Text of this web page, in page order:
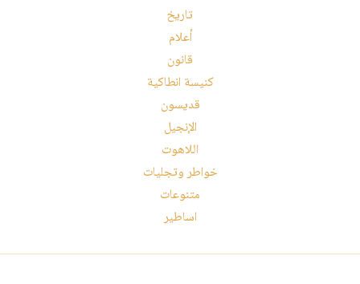
تاريخ
أعلام
قانون
كنيسة انطاكية
قديسون
الإنجيل
اللاهوت
خواطر وتجليات
متنوعات
اساطير